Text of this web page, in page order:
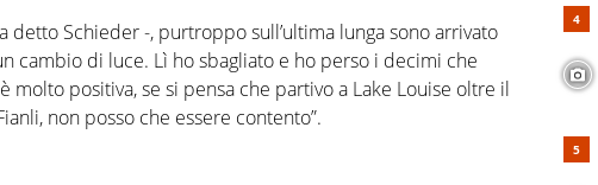
detto Schieder -, purtroppo sull’ultima lunga sono arrivato
cambio di luce. Lì ho sbagliato e ho perso i decimi che
molto positiva, se si pensa che partivo a Lake Louise oltre il
non posso che essere contento”.